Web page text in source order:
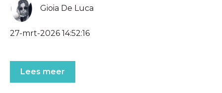
Gioia De Luca
27-mrt-2026 14:52:16
Lees meer